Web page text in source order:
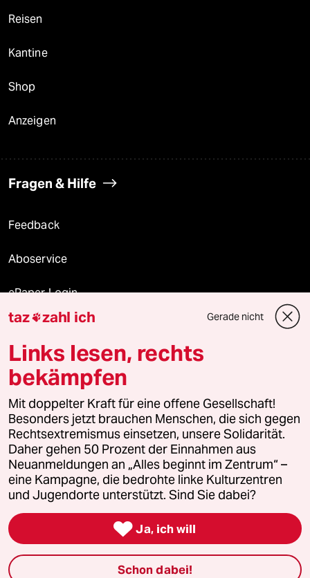
Reisen
Kantine
Shop
Anzeigen
Fragen & Hilfe
Feedback
Aboservice
ePaper Login
Downloads für Abonnierende
© 2026 taz Verlags und Vertriebs GmbH
Alle Rechte vorbehalten. Bei rechtlichen Fragen oder für Genehmigungen
wenden Sie sich bitte an lizenzen@taz.de
Feedback Redaktionsstatut Kommune-Richtlinien
Leitlinie Informant Datenschutz Impressum AGB
Seitenwende Einwilligungen widerrufen (Ads)
taz zahl ich Gerade nicht
Links lesen, rechts
bekämpfen
Mit doppelter Kraft für eine offene Gesellschaft!
Besonders jetzt brauchen Menschen, die sich gegen
Rechtsextremismus einsetzen, unsere Solidarität.
Daher gehen 50 Prozent der Einnahmen aus
Neuanmeldungen an „Alles beginnt im Zentrum“ –
eine Kampagne, die bedrohte linke Kulturzentren
und Jugendorte unterstützt. Sind Sie dabei?
 Ja, ich will
Schon dabei!